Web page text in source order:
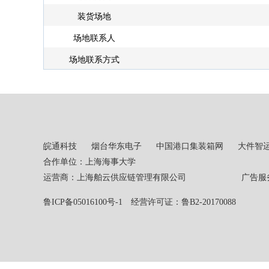
装货场地
场地联系人
场地联系方式
皖通科技 烟台华东电子 中国港口集装箱网
大件智
合作单位：上海海事大学
运营商：上海舶云供应链管理有限公司 广告服务热
鲁ICP备05016100号-1 经营许可证：鲁B2-20170088